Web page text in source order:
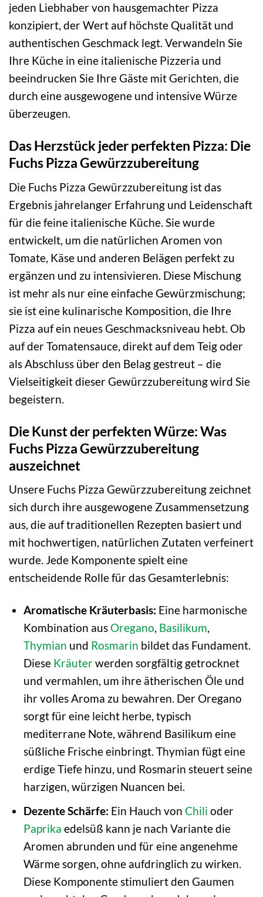
jeden Liebhaber von hausgemachter Pizza
konzipiert, der Wert auf höchste Qualität und
authentischen Geschmack legt. Verwandeln Sie
Ihre Küche in eine italienische Pizzeria und
beeindrucken Sie Ihre Gäste mit Gerichten, die
durch eine ausgewogene und intensive Würze
überzeugen.
Das Herzstück jeder perfekten Pizza: Die
Fuchs Pizza Gewürzzubereitung
Die Fuchs Pizza Gewürzzubereitung ist das
Ergebnis jahrelanger Erfahrung und Leidenschaft
für die feine italienische Küche. Sie wurde
entwickelt, um die natürlichen Aromen von
Tomate, Käse und anderen Belägen perfekt zu
ergänzen und zu intensivieren. Diese Mischung
ist mehr als nur eine einfache Gewürzmischung;
sie ist eine kulinarische Komposition, die Ihre
Pizza auf ein neues Geschmacksniveau hebt. Ob
auf der Tomatensauce, direkt auf dem Teig oder
als Abschluss über den Belag gestreut – die
Vielseitigkeit dieser Gewürzzubereitung wird Sie
begeistern.
Die Kunst der perfekten Würze: Was
Fuchs Pizza Gewürzzubereitung
auszeichnet
Unsere Fuchs Pizza Gewürzzubereitung zeichnet
sich durch ihre ausgewogene Zusammensetzung
aus, die auf traditionellen Rezepten basiert und
mit hochwertigen, natürlichen Zutaten verfeinert
wurde. Jede Komponente spielt eine
entscheidende Rolle für das Gesamterlebnis:
Aromatische Kräuterbasis: Eine harmonische
Kombination aus Oregano, Basilikum,
Thymian und Rosmarin bildet das Fundament.
Diese Kräuterwerden sorgfältig getrocknet
und vermahlen, um ihre ätherischen Öle und
ihr volles Aroma zu bewahren. Der Oregano
sorgt für eine leicht herbe, typisch
mediterrane Note, während Basilikum eine
süßliche Frische einbringt. Thymian fügt eine
erdige Tiefe hinzu, und Rosmarin steuert seine
harzigen, würzigen Nuancen bei.
Dezente Schärfe: Ein Hauch von Chili oder
Paprika edelsüß kann je nach Variante die
Aromen abrunden und für eine angenehme
Wärme sorgen, ohne aufdringlich zu wirken.
Diese Komponente stimuliert den Gaumen